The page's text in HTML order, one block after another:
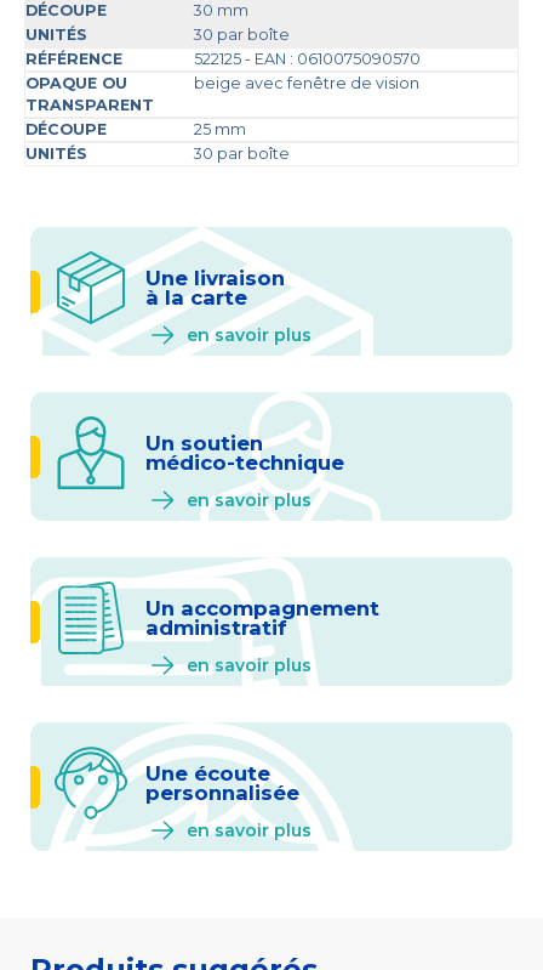
30 mm
30 par boîte
522125 - EAN : 0610075090570
beige avec fenêtre de vision
25 mm
30 par boîte
Une livraison
à la carte
en savoir plus
Un soutien
médico-technique
en savoir plus
Un accompagnement
administratif
en savoir plus
Une écoute
personnalisée
en savoir plus